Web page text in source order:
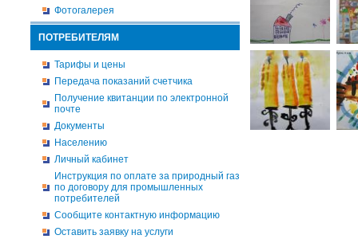
Фотогалерея
ПОТРЕБИТЕЛЯМ
Тарифы и цены
Передача показаний счетчика
Получение квитанции по электронной
почте
Документы
Населению
Личный кабинет
Инструкция по оплате за природный газ
по договору для промышленных
потребителей
Сообщите контактную информацию
Оставить заявку на услуги